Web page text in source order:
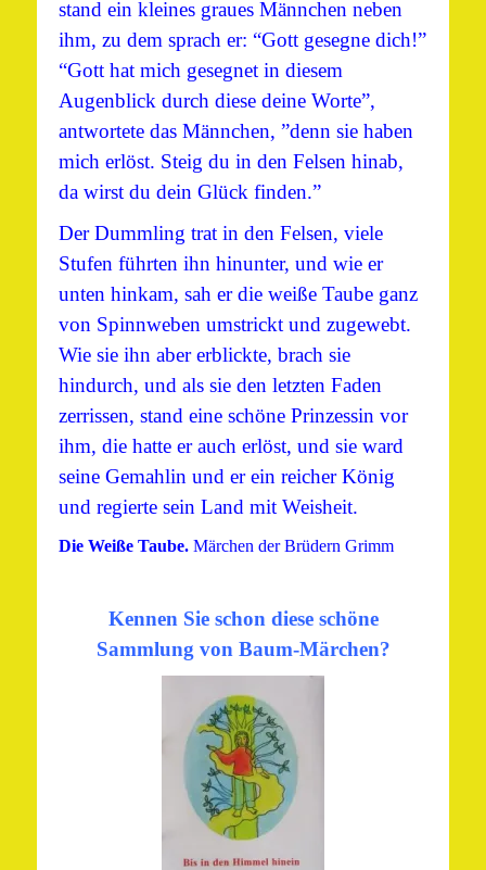
stand ein kleines graues Männchen neben
ihm, zu dem sprach er: “Gott gesegne dich!”
“Gott hat mich gesegnet in diesem
Augenblick durch diese deine Worte”,
antwortete das Männchen, ”denn sie haben
mich erlöst. Steig du in den Felsen hinab,
da wirst du dein Glück finden.”
Der Dummling trat in den Felsen, viele
Stufen führten ihn hinunter, und wie er
unten hinkam, sah er die weiße Taube ganz
von Spinnweben umstrickt und zugewebt.
Wie sie ihn aber erblickte, brach sie
hindurch, und als sie den letzten Faden
zerrissen, stand eine schöne Prinzessin vor
ihm, die hatte er auch erlöst, und sie ward
seine Gemahlin und er ein reicher König
und regierte sein Land mit Weisheit.
Die Weiße Taube. Märchen der Brüdern Grimm
Kennen Sie schon diese schöne
Sammlung von Baum-Märchen?